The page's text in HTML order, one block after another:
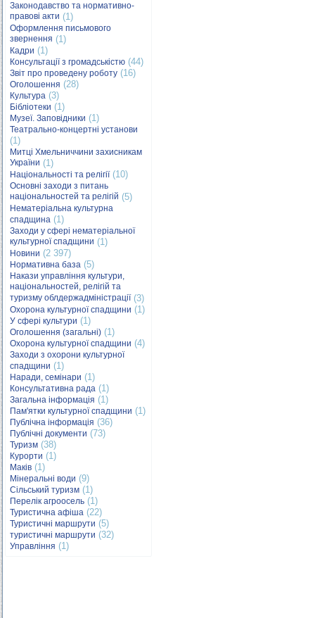
Законодавство та нормативно-
правові акти (1)
Оформлення письмового
звернення (1)
Кадри (1)
Консультації з громадськістю (44)
Звіт про проведену роботу (16)
Оголошення (28)
Культура (3)
Бібліотеки (1)
Музеї. Заповідники (1)
Театрально-концертні установи
(1)
Митці Хмельниччини захисникам
України (1)
Національності та релігії(10)
Основні заходи з питань
національностей та релігій (5)
Нематеріальна культурна
спадщина (1)
Заходи у сфері нематеріальної
культурної спадщини (1)
Новини (2 397)
Нормативна база (5)
Накази управління культури,
національностей, релігій та
туризму облдержадміністрації(3)
Охорона культурної спадщини (1)
У сфері культури (1)
Оголошення (загальні) (1)
Охорона культурної спадщини (4)
Заходи з охорони культурної
спадщини (1)
Наради, семінари (1)
Консультативна рада (1)
Загальна інформація (1)
Пам'ятки культурної спадщини (1)
Публічна інформація (36)
Публічні документи (73)
Туризм (38)
Курорти (1)
Маків (1)
Мінеральні води (9)
Сільський туризм (1)
Перелік агроосель (1)
Туристична афіша (22)
Туристичні маршрути (5)
туристичні маршрути (32)
Управління (1)